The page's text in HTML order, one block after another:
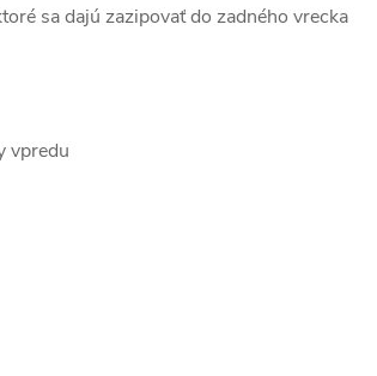
sa dajú zazipovať do zadného vrecka
vpredu